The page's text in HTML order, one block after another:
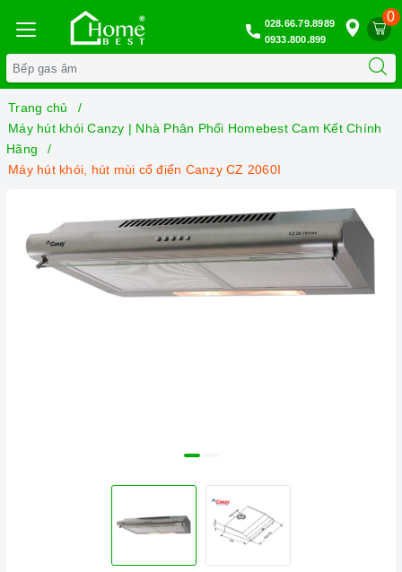
0
028.66.79.8989
0933.800.899
Trang chủ
Máy hút khói Canzy | Nhà Phân Phối Homebest Cam Kết Chính
Hãng
Máy hút khói, hút mùi cổ điển Canzy CZ 2060I